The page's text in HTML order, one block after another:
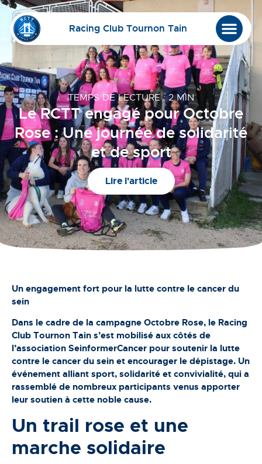
Racing Club Tournon Tain
TEMPS DE LECTURE : 2 MIN
Le RCTT engagé pour Octobre
Rose : Une journée de solidarité
et de sport
Lire l'article
Un engagement fort pour la lutte contre le cancer du
sein
Dans le cadre de la campagne Octobre Rose, le Racing
Club Tournon Tain s’est mobilisé aux côtés de
l’association SeinformerCancer pour soutenir la lutte
contre le cancer du sein et encourager le dépistage. Un
événement alliant sport, solidarité et convivialité, qui a
rassemblé de nombreux participants venus apporter
leur soutien à cette noble cause.
Un trail rose et une
marche solidaire